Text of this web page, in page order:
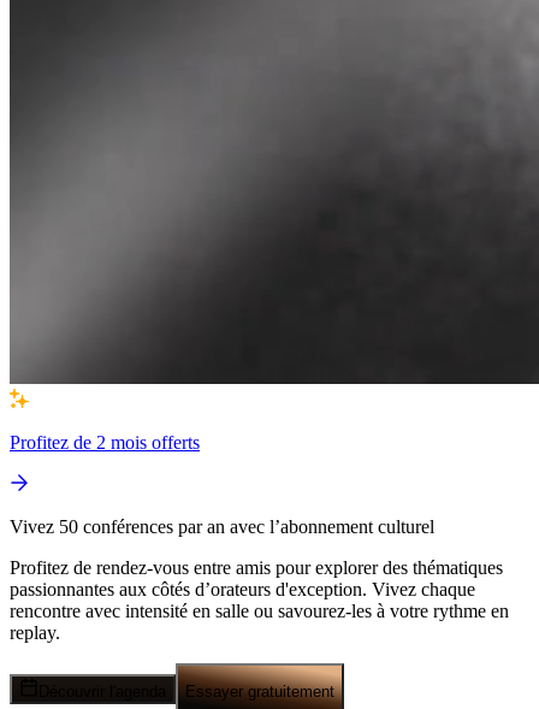
Profitez de 2 mois offerts
Vivez 50 conférences par an avec l’abonnement culturel
Profitez de rendez-vous entre amis pour explorer des thématiques
passionnantes aux côtés d’orateurs d'exception. Vivez chaque
rencontre avec intensité en salle ou savourez-les à votre rythme en
replay.
Essayer gratuitement